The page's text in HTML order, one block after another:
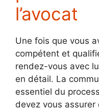
l’avocat
Une fois que vous
compétent et
rendez-vous avec
en détail. La
essentiel du
devez vous assurer